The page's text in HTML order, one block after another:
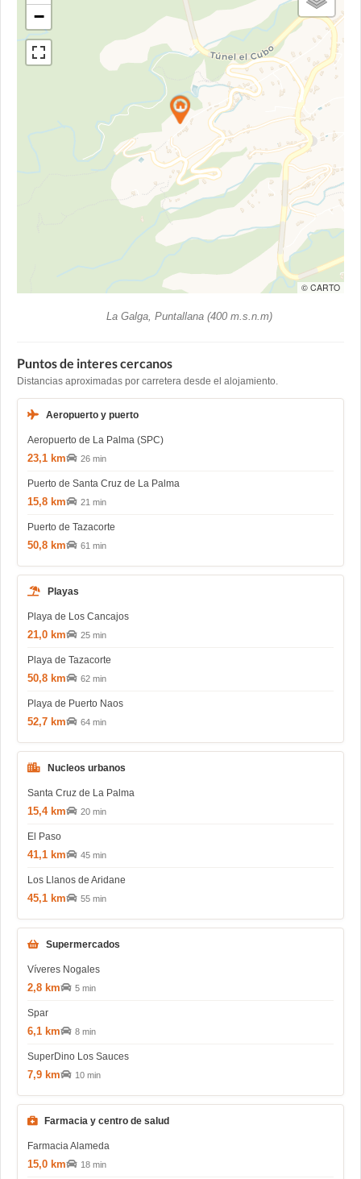
−
© CARTO
La Galga, Puntallana (400 m.s.n.m)
Puntos de interes cercanos
Distancias aproximadas por carretera desde el alojamiento.
Aeropuerto y puerto
Aeropuerto de La Palma (SPC)
23,1 km 26 min
Puerto de Santa Cruz de La Palma
15,8 km 21 min
Puerto de Tazacorte
50,8 km 61 min
Playas
Playa de Los Cancajos
21,0 km 25 min
Playa de Tazacorte
50,8 km 62 min
Playa de Puerto Naos
52,7 km 64 min
Nucleos urbanos
Santa Cruz de La Palma
15,4 km 20 min
El Paso
41,1 km 45 min
Los Llanos de Aridane
45,1 km 55 min
Supermercados
Víveres Nogales
2,8 km 5 min
Spar
6,1 km 8 min
SuperDino Los Sauces
7,9 km 10 min
Farmacia y centro de salud
Farmacia Alameda
15,0 km 18 min